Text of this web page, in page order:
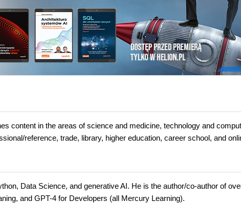
content in the areas of science and medicine, technology and
reference, trade, library, higher education, career school, and
Data Science, and generative AI. He is the author/co-author of
and GPT-4 for Developers (all Mercury Learning).